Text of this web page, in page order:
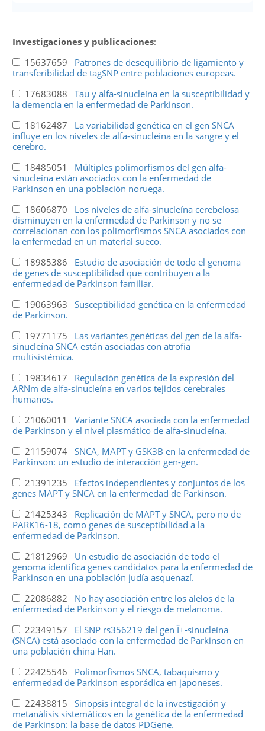
Investigaciones y publicaciones:
15637659 Patrones de desequilibrio de ligamiento y
transferibilidad de tagSNP entre poblaciones europeas.
17683088 Tau y alfa-sinucleína en la susceptibilidad y
la demencia en la enfermedad de Parkinson.
18162487 La variabilidad genética en el gen SNCA
influye en los niveles de alfa-sinucleína en la sangre y el
cerebro.
18485051 Múltiples polimorfismos del gen alfa-
sinucleína están asociados con la enfermedad de
Parkinson en una población noruega.
18606870 Los niveles de alfa-sinucleína cerebelosa
disminuyen en la enfermedad de Parkinson y no se
correlacionan con los polimorfismos SNCA asociados con
la enfermedad en un material sueco.
18985386 Estudio de asociación de todo el genoma
de genes de susceptibilidad que contribuyen a la
enfermedad de Parkinson familiar.
19063963 Susceptibilidad genética en la enfermedad
de Parkinson.
19771175 Las variantes genéticas del gen de la alfa-
sinucleína SNCA están asociadas con atrofia
multisistémica.
19834617 Regulación genética de la expresión del
ARNm de alfa-sinucleína en varios tejidos cerebrales
humanos.
21060011 Variante SNCA asociada con la enfermedad
de Parkinson y el nivel plasmático de alfa-sinucleína.
21159074 SNCA, MAPT y GSK3B en la enfermedad de
Parkinson: un estudio de interacción gen-gen.
21391235 Efectos independientes y conjuntos de los
genes MAPT y SNCA en la enfermedad de Parkinson.
21425343 Replicación de MAPT y SNCA, pero no de
PARK16-18, como genes de susceptibilidad a la
enfermedad de Parkinson.
21812969 Un estudio de asociación de todo el
genoma identifica genes candidatos para la enfermedad de
Parkinson en una población judía asquenazí.
22086882 No hay asociación entre los alelos de la
enfermedad de Parkinson y el riesgo de melanoma.
22349157 El SNP rs356219 del gen Î±-sinucleína
(SNCA) está asociado con la enfermedad de Parkinson en
una población china Han.
22425546 Polimorfismos SNCA, tabaquismo y
enfermedad de Parkinson esporádica en japoneses.
22438815 Sinopsis integral de la investigación y
metanálisis sistemáticos en la genética de la enfermedad
de Parkinson: la base de datos PDGene.